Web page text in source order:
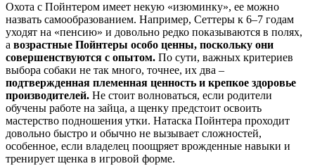
Охота с Пойнтером имеет некую «изюминку», ее можно
назвать самообразованием. Например, Сеттеры к 6–7 годам
уходят на «пенсию» и довольно редко показываются в полях,
а возрастные Пойнтеры особо ценны, поскольку они
совершенствуются с опытом. По сути, важных критериев
выбора собаки не так много, точнее, их два –
подтвержденная племенная ценность и крепкое здоровье
производителей. Не стоит волноваться, если родители
обучены работе на зайца, а щенку предстоит освоить
мастерство подношения утки. Натаска Пойнтера проходит
довольно быстро и обычно не вызывает сложностей,
особенное, если владелец поощряет врожденные навыки и
тренирует щенка в игровой форме.